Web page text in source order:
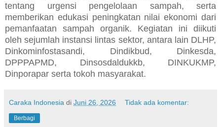
tentang urgensi pengelolaan sampah, serta
memberikan edukasi peningkatan nilai ekonomi dari
pemanfaatan sampah organik. Kegiatan ini diikuti
oleh sejumlah instansi lintas sektor, antara lain DLHP,
Dinkominfostasandi, Dindikbud, Dinkesda,
DPPPAPMD, Dinsosdaldukkb, DINKUKMP,
Dinporapar serta tokoh masyarakat.
Caraka Indonesia di Juni 26, 2026 Tidak ada komentar:
Berbagi